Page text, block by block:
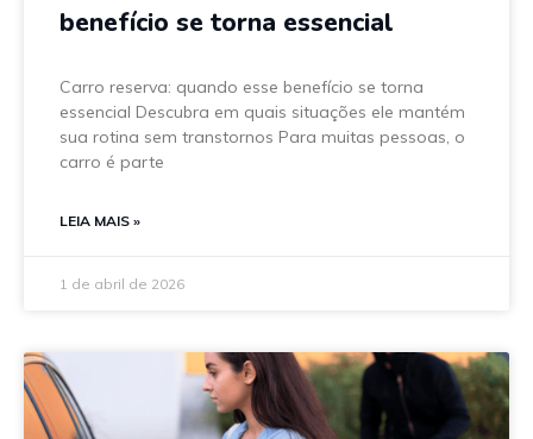
benefício se torna essencial
Carro reserva: quando esse benefício se torna
essencial Descubra em quais situações ele mantém
sua rotina sem transtornos Para muitas pessoas, o
carro é parte
LEIA MAIS »
1 de abril de 2026